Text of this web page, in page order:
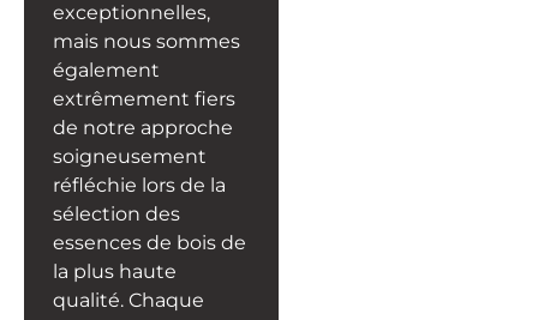
exceptionnelles,
mais nous sommes
également
extrêmement fiers
de notre approche
soigneusement
réfléchie lors de la
sélection des
essences de bois de
la plus haute
qualité. Chaque